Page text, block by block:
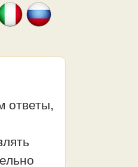
ответы,